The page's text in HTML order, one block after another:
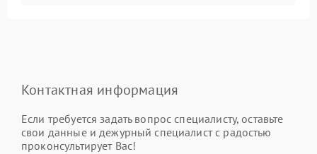
Контактная информация
Если требуется задать вопрос специалисту, оставьте
свои данные и дежурный специалист с радостью
проконсультирует Вас!